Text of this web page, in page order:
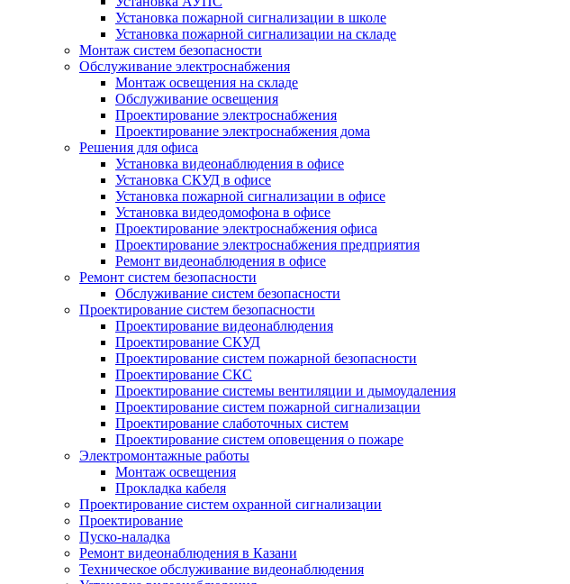
Установка пожарной сигнализации в школе
Установка пожарной сигнализации на складе
Монтаж систем безопасности
Обслуживание электроснабжения
Монтаж освещения на складе
Обслуживание освещения
Проектирование электроснабжения
Проектирование электроснабжения дома
Решения для офиса
Установка видеонаблюдения в офисе
Установка СКУД в офисе
Установка пожарной сигнализации в офисе
Установка видеодомофона в офисе
Проектирование электроснабжения офиса
Проектирование электроснабжения предприятия
Ремонт видеонаблюдения в офисе
Ремонт систем безопасности
Обслуживание систем безопасности
Проектирование систем безопасности
Проектирование видеонаблюдения
Проектирование СКУД
Проектирование систем пожарной безопасности
Проектирование СКС
Проектирование системы вентиляции и дымоудаления
Проектирование систем пожарной сигнализации
Проектирование слаботочных систем
Проектирование систем оповещения о пожаре
Электромонтажные работы
Монтаж освещения
Прокладка кабеля
Проектирование систем охранной сигнализации
Проектирование
Пуско-наладка
Ремонт видеонаблюдения в Казани
Техническое обслуживание видеонаблюдения